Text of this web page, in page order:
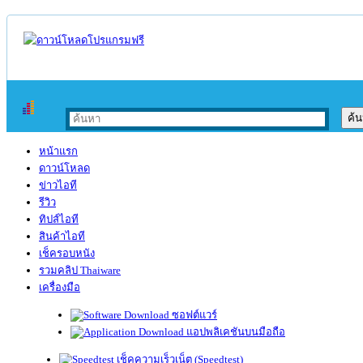
หน้าแรก
ดาวน์โหลด
ข่าวไอที
รีวิว
ทิปส์ไอที
สินค้าไอที
เช็ครอบหนัง
รวมคลิป Thaiware
เครื่องมือ
ซอฟต์แวร์
แอปพลิเคชันบนมือถือ
เช็คความเร็วเน็ต (Speedtest)